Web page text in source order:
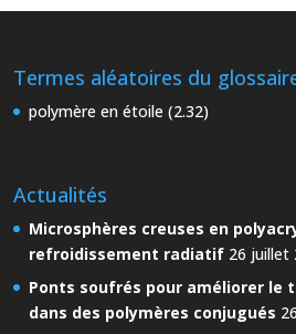
Termes aléatoires du
polymère en étoile (2.32)
Actualités
Microsphères creuses en
refroidissement radiatif 26 juillet
Ponts soufrés pour améliorer le
dans des polymères conjugués